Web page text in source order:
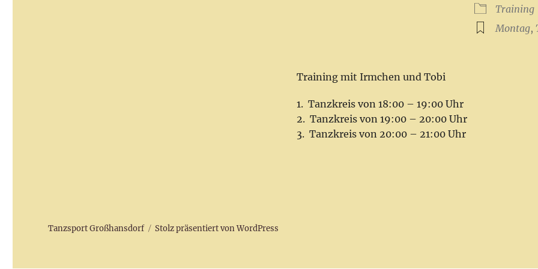
Training
Montag,
Training mit Irmchen und Tobi
Tanzkreis von 18:00 – 19:00 Uhr
Tanzkreis von 19:00 – 20:00 Uhr
Tanzkreis von 20:00 – 21:00 Uhr
Tanzsport Großhansdorf Stolz präsentiert von WordPress